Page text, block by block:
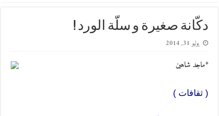
دكّانة صغيرة و سلّة الورد !
يوليو 31, 2014
*ماجد شاهين
( ثقافات )